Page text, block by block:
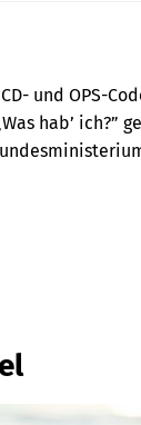
und OPS-
hab’ ich?”